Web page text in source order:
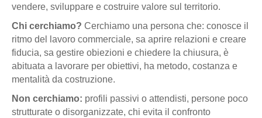
vendere, sviluppare e costruire valore sul territorio.
Chi cerchiamo? Cerchiamo una persona che: conosce il
ritmo del lavoro commerciale, sa aprire relazioni e creare
fiducia, sa gestire obiezioni e chiedere la chiusura, è
abituata a lavorare per obiettivi, ha metodo, costanza e
mentalità da costruzione.
Non cerchiamo: profili passivi o attendisti, persone poco
strutturate o disorganizzate, chi evita il confronto